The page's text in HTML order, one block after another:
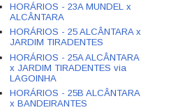
HORÁRIOS - 23A MUNDEL x
ALCÂNTARA
HORÁRIOS - 25 ALCÂNTARA x
JARDIM TIRADENTES
HORÁRIOS - 25A ALCÂNTARA
x JARDIM TIRADENTES via
LAGOINHA
HORÁRIOS - 25B ALCÂNTARA
x BANDEIRANTES